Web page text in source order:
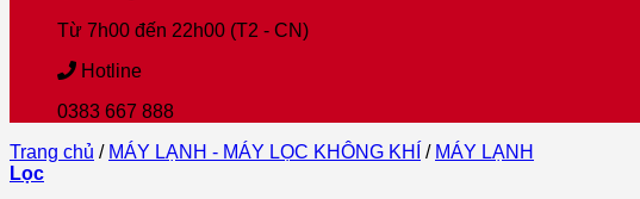
Từ 7h00 đến 22h00 (T2 - CN)
Hotline
0383 667 888
Trang chủ / MÁY LẠNH - MÁY LỌC KHÔNG KHÍ / MÁY LẠNH
Lọc